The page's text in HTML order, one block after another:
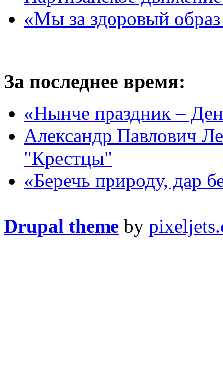
«Мы за здоровый
За последнее время:
«Нынче праздник –
Александр Павлович
"Крестцы"
«Беречь природу, дар
Drupal theme by